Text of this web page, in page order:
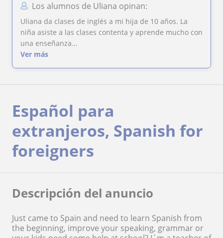
Los alumnos de Uliana opinan:
Uliana da clases de inglés a mi hija de 10 años. La
niña asiste a las clases contenta y aprende mucho con
una enseñanza...
Ver más
Español para
extranjeros, Spanish for
foreigners
Descripción del anuncio
Just came to Spain and need to learn Spanish from
the beginning, improve your speaking, grammar or